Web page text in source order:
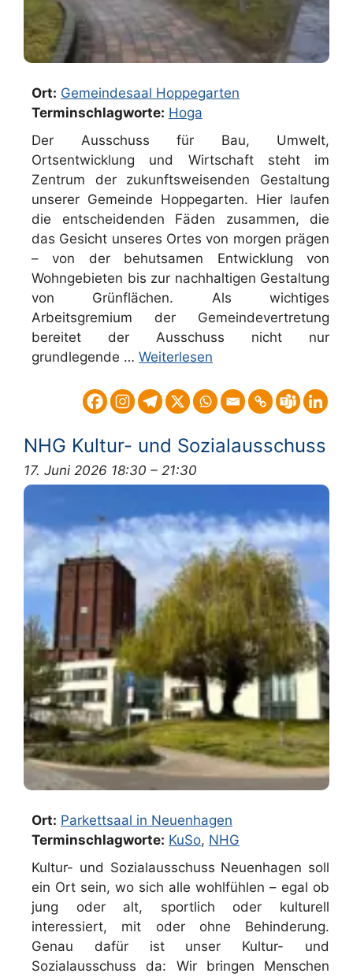
Ort: Gemeindesaal Hoppegarten
Terminschlagworte: Hoga
Der Ausschuss für Bau, Umwelt,
Ortsentwicklung und Wirtschaft steht im
Zentrum der zukunftsweisenden Gestaltung
unserer Gemeinde Hoppegarten. Hier laufen
die entscheidenden Fäden zusammen, die
das Gesicht unseres Ortes von morgen prägen
– von der behutsamen Entwicklung von
Wohngebieten bis zur nachhaltigen Gestaltung
von Grünflächen. Als wichtiges
Arbeitsgremium der Gemeindevertretung
bereitet der Ausschuss nicht nur
grundlegende … Weiterlesen
NHG Kultur- und Sozialausschuss
17. Juni 2026 18:30 – 21:30
Ort: Parkettsaal in Neuenhagen
Terminschlagworte: KuSo, NHG
Kultur- und Sozialausschuss Neuenhagen soll
ein Ort sein, wo sich alle wohlfühlen – egal ob
jung oder alt, sportlich oder kulturell
interessiert, mit oder ohne Behinderung.
Genau dafür ist unser Kultur- und
Sozialausschuss da: Wir bringen Menschen